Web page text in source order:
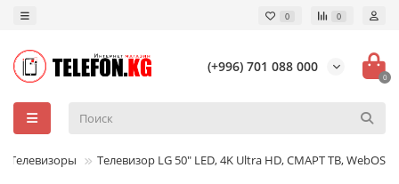
0 0
(+996) 701 088 000
0
Телевизоры Телевизор LG 50" LED, 4K Ultra HD, СМАРТ ТВ, WebOS